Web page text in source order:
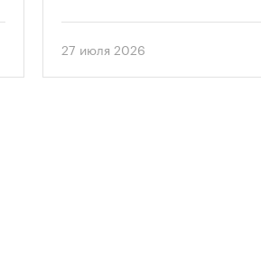
1956 года. И главным подарком
стало открытие Большой
спортивной арены «Лужники». С
27 июля 2026